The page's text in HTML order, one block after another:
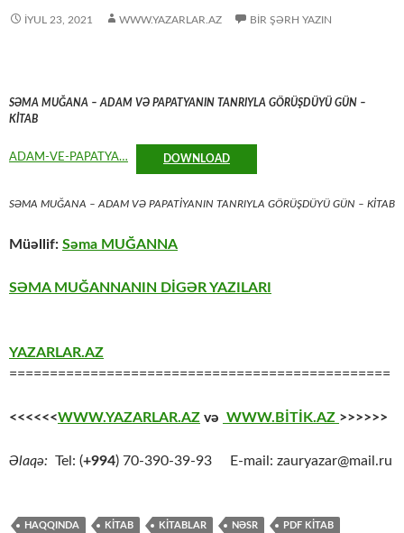
İYUL 23, 2021 WWW.YAZARLAR.AZ BIR ŞƏRH YAZIN
SƏMA MUĞANA – ADAM VƏ PAPATYANIN TANRIYLA GÖRÜŞDÜYÜ GÜN –
KİTAB
ADAM-VE-PAPATYA… DOWNLOAD
SƏMA MUĞANA – ADAM VƏ PAPATİYANIN TANRIYLA GÖRÜŞDÜYÜ GÜN – KİTAB
Müəllif: Səma MUĞANNA
SƏMA MUĞANNANIN DİGƏR YAZILARI
YAZARLAR.AZ
===============================================
<<<<<<WWW.YAZARLAR.AZ və WWW.BİTİK.AZ >>>>>>
Əlaqə: Tel: (+994) 70-390-39-93 E-mail: zauryazar@mail.ru
HAQQINDA KİTAB KİTABLAR NƏSR PDF KİTAB